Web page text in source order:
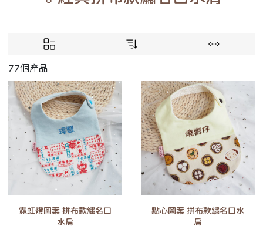
77個產品
霓虹燈圖案 拼布款繡名口
水肩
點心圖案 拼布款繡名口水
肩